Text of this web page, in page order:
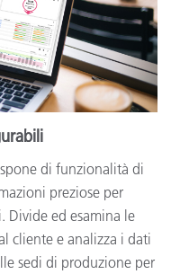
di funzionalità di
preziose per
Divide ed esamina le
cliente e analizza i dati
sedi di produzione per